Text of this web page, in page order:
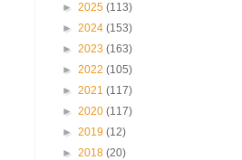
► 2025 (113)
► 2024 (153)
► 2023 (163)
► 2022 (105)
► 2021 (117)
► 2020 (117)
► 2019 (12)
► 2018 (20)